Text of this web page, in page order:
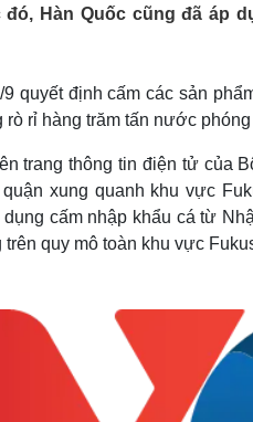
Quân sự - Quốc
Phân tích
Đời sống
Nhà đẹp
Blog
Tình yêu - Gia đình
đó, Hàn Quốc cũng đã áp
9 quyết định cấm các sản
rỉ hàng trăm tấn nước
trang thông tin điện tử của
xung quanh khu vực
dụng cấm nhập khẩu cá từ
quy mô toàn khu vực